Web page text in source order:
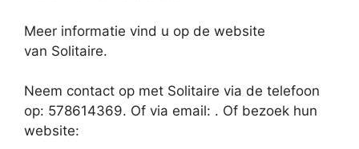
Meer informatie vind u op de website
van Solitaire.
Neem contact op met Solitaire via de telefoon
op: 578614369. Of via email: . Of bezoek hun
website: